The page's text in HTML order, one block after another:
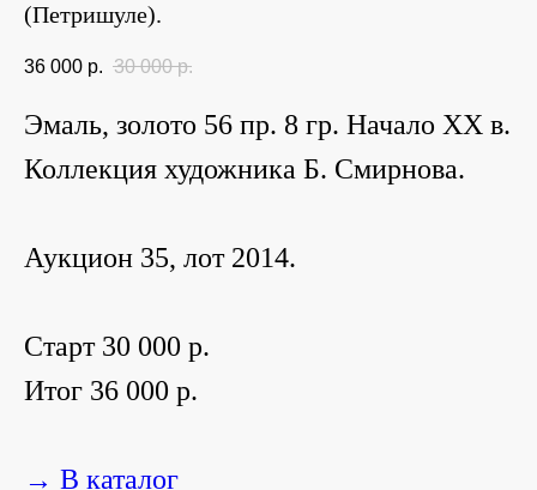
(Петришуле).
36 000 р. 30 000 р.
Эмаль, золото 56 пр. 8 гр. Начало ХХ в.
Коллекция художника Б. Смирнова.
Аукцион 35, лот 2014.
Старт 30 000 р.
Итог 36 000 р.
→ В каталог